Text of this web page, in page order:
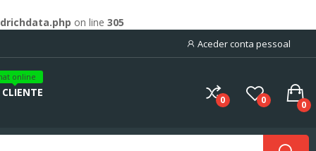
on line 305
Aceder conta pessoal
online
0 0 0